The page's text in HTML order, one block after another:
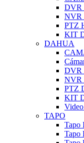
DVR
NVR
PTZ
KIT
DAHUA
DVR
NVR
PTZ
KIT
TAPO
Tapo
Tapo